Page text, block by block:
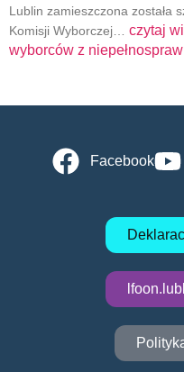
Lublin zamieszczona została
Komisji Wyborczej… czytaj
wyborców z
Facebook